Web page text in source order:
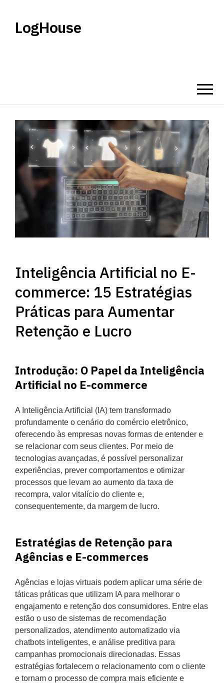
LogHouse
Inteligência Artificial no E-
commerce: 15 Estratégias
Práticas para Aumentar
Retenção e Lucro
Introdução: O Papel da Inteligência
Artificial no E-commerce
A Inteligência Artificial (IA) tem transformado
profundamente o cenário do comércio eletrônico,
oferecendo às empresas novas formas de entender e
se relacionar com seus clientes. Por meio de
tecnologias avançadas, é possível personalizar
experiências, prever comportamentos e otimizar
processos que levam ao aumento da taxa de
recompra, valor vitalício do cliente e,
consequentemente, da margem de lucro.
Estratégias de Retenção para
Agências e E-commerces
Agências e lojas virtuais podem aplicar uma série de
táticas práticas que utilizam IA para melhorar o
engajamento e retenção dos consumidores. Entre elas
estão o uso de sistemas de recomendação
personalizados, atendimento automatizado via
chatbots inteligentes, e análise preditiva para
campanhas promocionais direcionadas. Essas
estratégias fortalecem o relacionamento com o cliente
e tornam o processo de compra mais eficiente e